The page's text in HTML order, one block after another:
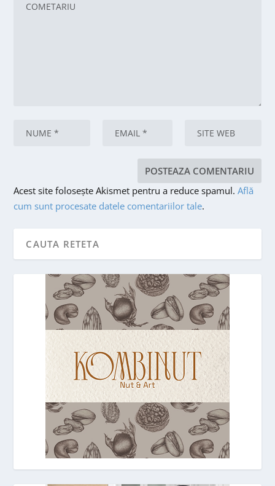
Acest site folosește Akismet pentru a reduce spamul.Află
cum sunt procesate datele comentariilor tale.